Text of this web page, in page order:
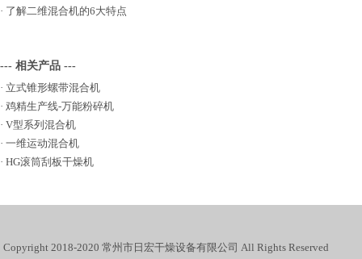
· 了解二维混合机的6大特点
--- 相关产品 ---
· 立式锥形螺带混合机
· 鸡精生产线-万能粉碎机
· V型系列混合机
· 一维运动混合机
· HG滚筒刮板干燥机
Copyright 2018-2020 常州市日宏干燥设备有限公司 All Rights Reserved